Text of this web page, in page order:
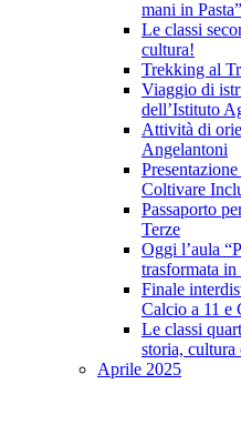
mani in Pasta”
Le classi
cultura!
Trekking al
Viaggio di
dell’Istituto
Attività di
Angelantoni
Coltivare
Passaporto
Terze
Oggi l’aula
trasformata
Finale
Calcio a 11 e
Le classi
storia, cultura
Aprile 2025